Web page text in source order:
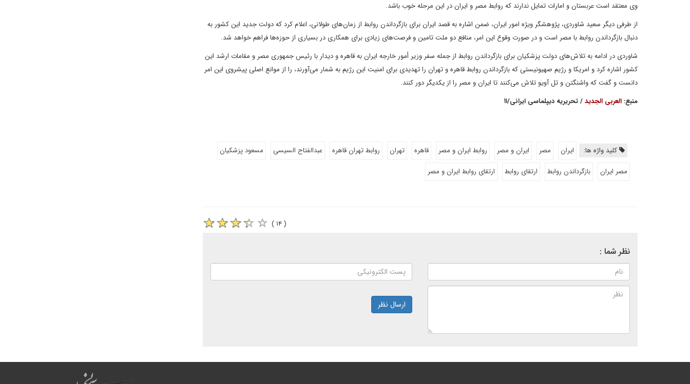
وی معتقد است عربستان و امارات تمایل ندارند که روابط مصر و ایران در این مرحله خوب باشد.
از طرفی دیگر سعید شاوردی، پژوهشگر ویژه امور ایران، ضمن اشاره به قصد ایران برای بازگرداندن روابط از زمان‌های طولانی، اعلام کرد که دولت جدید این کشور به
دنبال بازگرداندن روابط با مصر است و در صورت وقوع این امر، منافع دو ملت تامین و فرصت‌های زیادی برای همکاری در بسیاری از حوزه‌ها فراهم خواهد شد.
شاوردی در ادامه به تلاش‌های دولت پزشکیان برای بازگرداندن روابط از جمله سفر وزیر أمور خارجه ایران به قاهره و دیدار با رئیس جمهوری مصر و مقامات ارشد این
کشور اشاره کرد و امریکا و رژیم صهیونیستی که بازگرداندن روابط قاهره و تهران را تهدیدی برای امنیت این رژیم به شمار می‌آورند، را از موانع اصلی پیشروی این امر
دانست و گفت که واشنگتن و تل آویو تلاش می‌کنند تا ایران و مصر را از یکدیگر دور کنند.
منبع: العربی الجدید/ تحریریه دیپلماسی ایرانی/۱۱
کلید واژه ها: ایران مصر ایران و مصر روابط ایران و مصر قاهره تهران روابط تهران قاهره عبدالفتاح السیسی
مسعود پزشکیان
مصر ایران
بازگرداندن روابط ارتقای روابط ارتقای روابط ایران و مصر
( ۱۴ )
نظر شما :
ارسال نظر